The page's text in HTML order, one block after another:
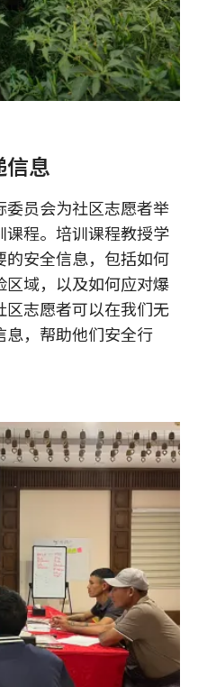
息
员会为社区志愿者举
程。培训课程教授学
的安全信息，包括如何
域，以及如何应对爆
志愿者可以在我们无
息，帮助他们安全行